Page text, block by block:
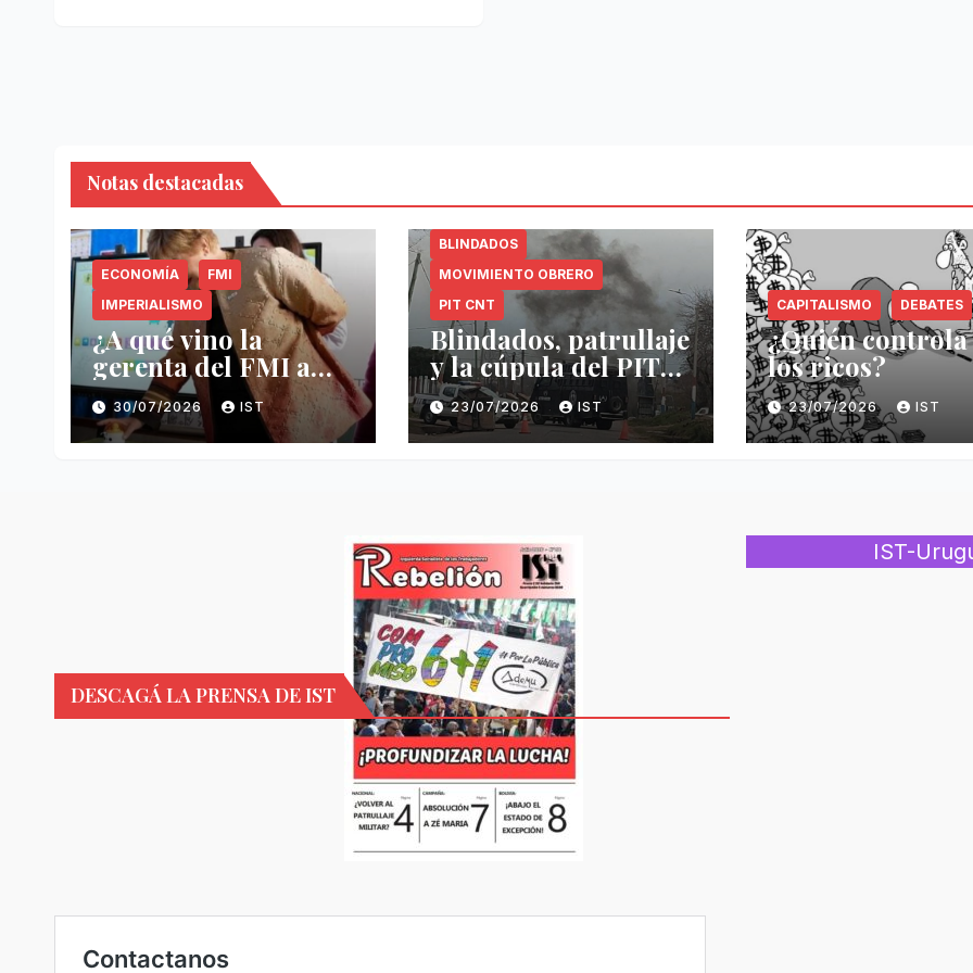
Notas destacadas
ECONOMÍA
FMI
IMPERIALISMO
¿A qué vino la
gerenta del FMI a
Uruguay?
30/07/2026 IST
BLINDADOS
MOVIMIENTO OBRERO
PIT CNT
Blindados, patrullaje
y la cúpula del PIT-
CNT
23/07/2026 IST
CAPITALISMO DEBATES
¿Quién controla
los ricos?
23/07/2026 IST
DESCAGÁ LA PRENSA DE IST
IST-